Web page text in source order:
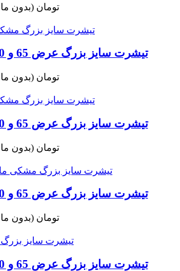
1,299,000 تومان (بدون
تیشرت سایز بزرگ عرض 65 و 70 و 75 سانت
1,299,000 تومان (بدون
تیشرت سایز بزرگ عرض 65 و 70 و 75 سانت
1,299,000 تومان (بدون
تیشرت سایز بزرگ عرض 65 و 70 و 75 سانت
1,299,000 تومان (بدون
تیشرت سایز بزرگ عرض 65 و 70 و 75 سانت